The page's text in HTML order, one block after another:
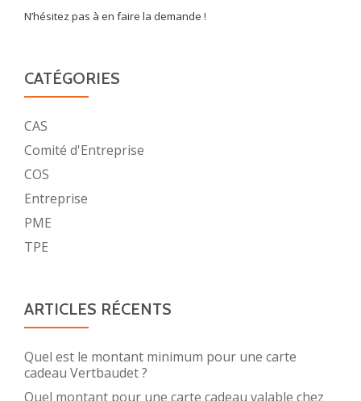
N’hésitez pas à en faire la demande !
CATÉGORIES
CAS
Comité d'Entreprise
COS
Entreprise
PME
TPE
ARTICLES RÉCENTS
Quel est le montant minimum pour une carte
cadeau Vertbaudet ?
Quel montant pour une carte cadeau valable chez